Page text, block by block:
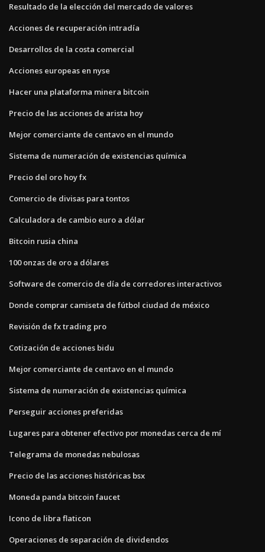
Resultado de la elección del mercado de valores
Acciones de recuperación intradía
Desarrollos de la costa comercial
Acciones europeas en nyse
Hacer una plataforma minera bitcoin
Precio de las acciones de arista hoy
Mejor comerciante de centavo en el mundo
Sistema de numeración de existencias química
Precio del oro hoy fx
Comercio de divisas para tontos
Calculadora de cambio euro a dólar
Bitcoin rusia china
100 onzas de oro a dólares
Software de comercio de día de corredores interactivos
Donde comprar camiseta de fútbol ciudad de méxico
Revisión de fx trading pro
Cotización de acciones bidu
Mejor comerciante de centavo en el mundo
Sistema de numeración de existencias química
Perseguir acciones preferidas
Lugares para obtener efectivo por monedas cerca de mí
Telegrama de monedas nebulosas
Precio de las acciones históricas bsx
Moneda panda bitcoin faucet
Icono de libra flaticon
Operaciones de separación de dividendos